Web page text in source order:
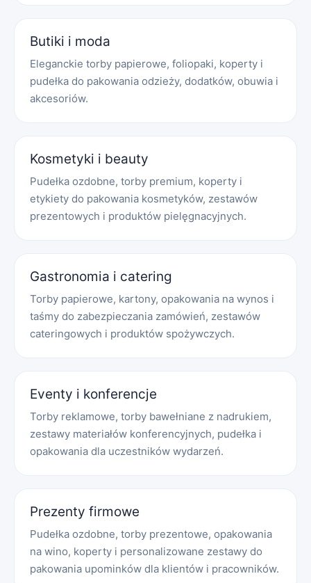
Butiki i moda
Eleganckie torby papierowe, foliopaki, koperty i
pudełka do pakowania odzieży, dodatków, obuwia i
akcesoriów.
Kosmetyki i beauty
Pudełka ozdobne, torby premium, koperty i
etykiety do pakowania kosmetyków, zestawów
prezentowych i produktów pielęgnacyjnych.
Gastronomia i catering
Torby papierowe, kartony, opakowania na wynos i
taśmy do zabezpieczania zamówień, zestawów
cateringowych i produktów spożywczych.
Eventy i konferencje
Torby reklamowe, torby bawełniane z nadrukiem,
zestawy materiałów konferencyjnych, pudełka i
opakowania dla uczestników wydarzeń.
Prezenty firmowe
Pudełka ozdobne, torby prezentowe, opakowania
na wino, koperty i personalizowane zestawy do
pakowania upominków dla klientów i pracowników.